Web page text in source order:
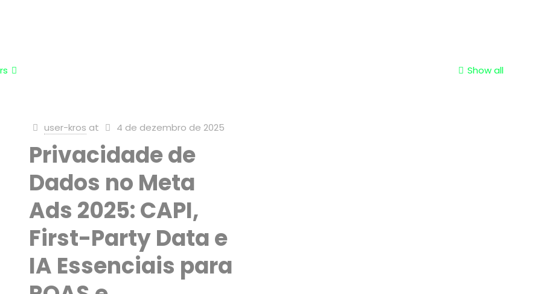
Show all
user-kros at 4 de dezembro de 2025
Privacidade de
Dados no Meta
Ads 2025: CAPI,
First-Party Data e
IA Essenciais para